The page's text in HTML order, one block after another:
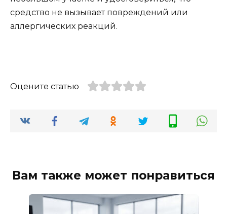
средство не вызывает повреждений или
аллергических реакций.
Оцените статью
Вам также может понравиться